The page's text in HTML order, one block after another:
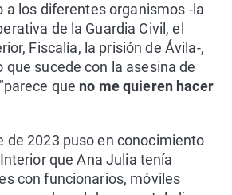
a los diferentes organismos -la
de la Guardia Civil, el
Fiscalía, la prisión de Ávila-,
que sucede con la asesina de
que no me quieren hacer
de 2023 puso en conocimiento
que Ana Julia tenía
con funcionarios, móviles